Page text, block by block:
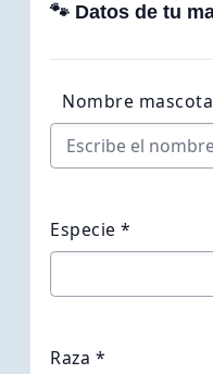
🐾 Datos de tu
Nombre
Especie *
Raza *